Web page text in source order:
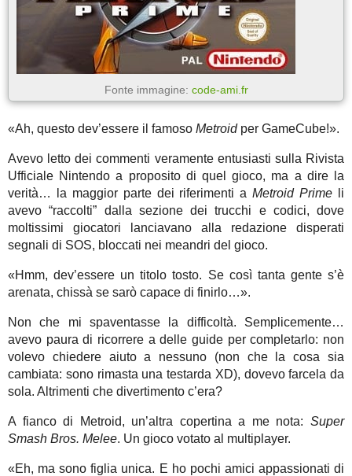
Fonte immagine: code-ami.fr
«Ah, questo dev’essere il famoso Metroid per GameCube!».
Avevo letto dei commenti veramente entusiasti sulla Rivista
Ufficiale Nintendo a proposito di quel gioco, ma a dire la
verità… la maggior parte dei riferimenti aMetroid Prime li
avevo “raccolti” dalla sezione dei trucchi e codici, dove
moltissimi giocatori lanciavano alla redazione disperati
segnali di SOS, bloccati nei meandri del gioco.
«Hmm, dev’essere un titolo tosto. Se così tanta gente s’è
arenata, chissà se sarò capace di finirlo…».
Non che mi spaventasse la difficoltà. Semplicemente…
avevo paura di ricorrere a delle guide per completarlo: non
volevo chiedere aiuto a nessuno (non che la cosa sia
cambiata: sono rimasta una testarda XD), dovevo farcela da
sola. Altrimenti che divertimento c’era?
A fianco di Metroid, un’altra copertina a me nota: Super
Smash Bros. Melee. Un gioco votato al multiplayer.
«Eh, ma sono figlia unica. E ho pochi amici appassionati di